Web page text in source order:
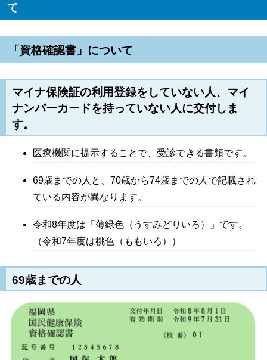
て
「資格確認書」について
マイナ保険証の利用登録をしていない人、マイ
ナンバーカードを持っていない人に交付しま
す。
医療機関に提示することで、受診できる書類です。
69歳までの人と、70歳から74歳までの人で記載され
ている内容が異なります。
令和8年度は「薄緑色（うすみどりいろ）」です。
（令和7年度は桃色（ももいろ））
69歳までの人